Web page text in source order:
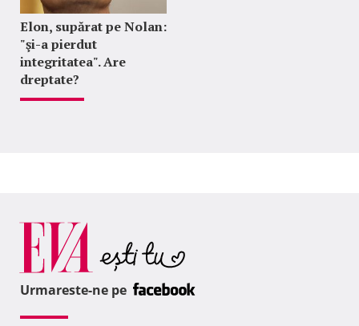
Elon, supărat pe Nolan:
"şi-a pierdut
integritatea". Are
dreptate?
Urmareste-ne pe